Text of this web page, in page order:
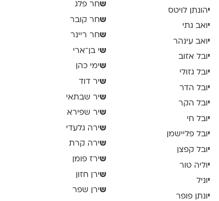
יהונתן לויטס
יואב גתי
י ואב עינהר
יובל אזוב
י ובל גזולי
י ובל הדר
יובל הקר
י ובל חי
יובל פליישמן
י ובל קפצן
יוליה טור
י וניל
י ונתן פופר
שחר פלג
שחר קובר
שחר ריינר
שי בן־ארי
שימי כהן
שיר דוד
שיר שבתאי
שיר שפירא
שירה גלעדי
שירה קרת
שירז פומן
שירן חזון
שירן שפר